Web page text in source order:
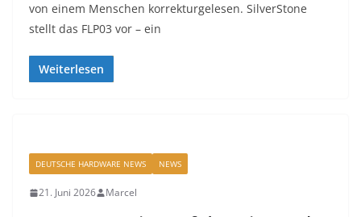
von einem Menschen korrekturgelesen. SilverStone
stellt das FLP03 vor – ein
Weiterlesen
DEUTSCHE HARDWARE NEWS NEWS
21. Juni 2026 Marcel